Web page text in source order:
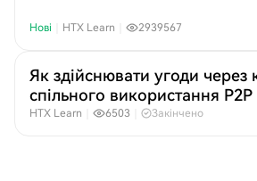
Нові HTX Learn 2939567
Як здійснювати угоди через
спільного використання P2P
HTX Learn 6503 Закінчено